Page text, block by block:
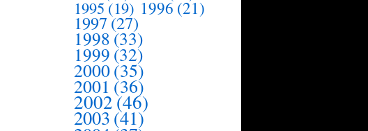
1995 (19) 1996 (21)
1997(27)
1998(33)
1999 (32)
2000(35)
2001 (36)
2002(46)
2003 (41)